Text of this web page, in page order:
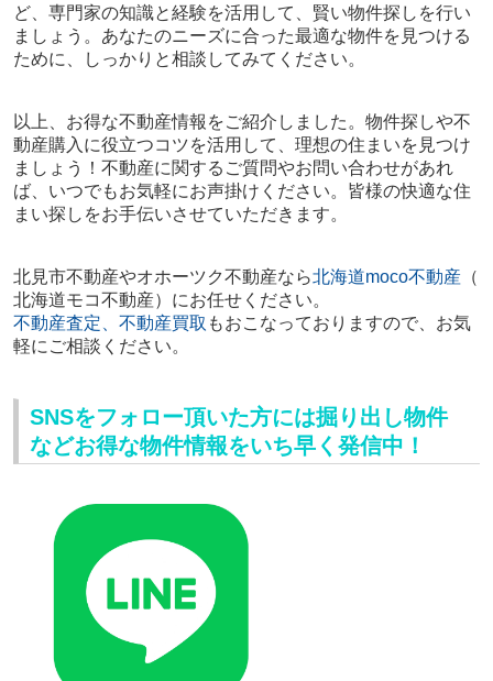
ど、専門家の知識と経験を活用して、賢い物件探し を行い
ましょう。あなたのニーズに合った最適な物件を見つける
ために、しっかりと相談してみてください。
以上、お得な不動産情報をご紹介しました。物件探しや不
動産購入 に役立つコツを活用して、理想の住まいを見つけ
ましょう！不動産に関するご質問やお問い合わせがあれ
ば、いつでもお気軽にお声掛けください。皆様の快適な住
まい探しをお手伝いさせていただきます。
北見市不動産やオホーツク不動産なら北海道moco不動産（
北海道モコ不動産）にお任せください。
不動産査定、不動産買取 もおこなっておりますので、 お気
軽にご相談ください。
SNSをフォロー頂いた方には掘り出し物件
などお得な物件情報をいち早く発信中！